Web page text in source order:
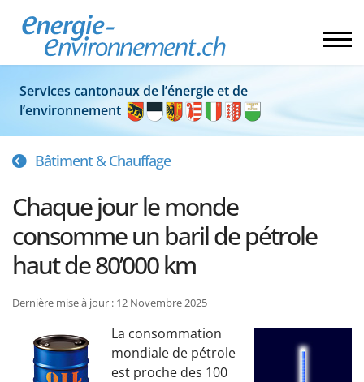
Services cantonaux de l’énergie et de
l’environnement
Bâtiment & Chauffage
Chaque jour le monde
consomme un baril de pétrole
haut de 80’000 km
Dernière mise à jour : 12 Novembre 2025
La consommation
mondiale de pétrole
est proche des 100